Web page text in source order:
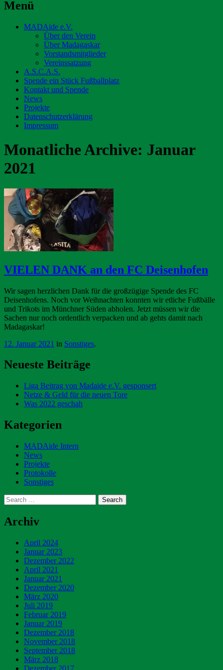
Menü
Zum
MADAide e.V.
Über den Verein
Über Madagaskar
Vorstandsmitglieder
Vereinssatzung
A.S.C.A.S.
Spende ein Stück Fußballplatz
Kontakt und Spende
News
Projekte
Datenschutzerklärung
Impressum
Monatliche Archive: Januar
2021
VIELEN DANK an den FC Deisenhofen
Wir sagen herzlichen Dank für die großzügige Spende des FC
Deisenhofens. Noch vor Weihnachten konnten wir etliche Fußbälle
und Trikots im Münchner Süden abholen. Jetzt müssen wir die
Sachen nur noch ordentlich verpacken und ab gehts damit nach
Madagaskar!
12. Januar 2021 in Sonstiges.
Neueste Beiträge
Liga Beitrag von Madaide e.V. gesponsert
Netze & Geld für die neuen Tore
Was 2022 geschah
Kategorien
MADAide Intern
News
Projekte
Protokolle
Sonstiges
Search
Archiv
April 2024
Januar 2023
Dezember 2022
April 2021
Januar 2021
Dezember 2020
März 2020
Juli 2019
Februar 2019
Januar 2019
Dezember 2018
November 2018
September 2018
März 2018
Dezember 2017